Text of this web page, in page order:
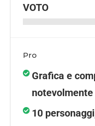
VOTO
Pro
Grafica e
10